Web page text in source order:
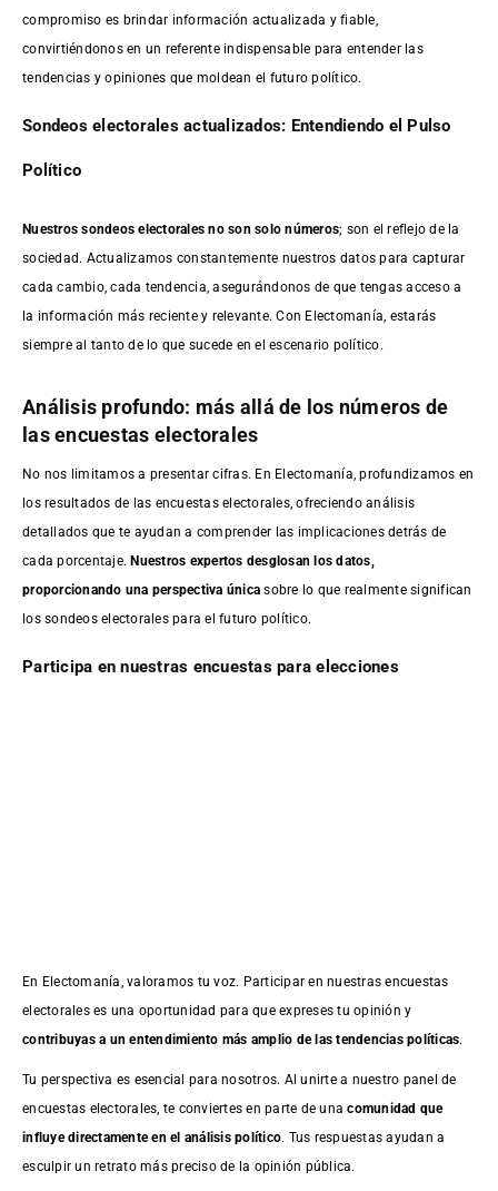
compromiso es brindar información actualizada y fiable,
convirtiéndonos en un referente indispensable para entender las
tendencias y opiniones que moldean el futuro político.
Sondeos electorales actualizados: Entendiendo el Pulso
Político
Nuestros sondeos electorales no son solo números; son el reflejo de la
sociedad. Actualizamos constantemente nuestros datos para capturar
cada cambio, cada tendencia, asegurándonos de que tengas acceso a
la información más reciente y relevante. Con Electomanía, estarás
siempre al tanto de lo que sucede en el escenario político.
Análisis profundo: más allá de los números de
las encuestas electorales
No nos limitamos a presentar cifras. En Electomanía, profundizamos en
los resultados de las encuestas electorales, ofreciendo análisis
detallados que te ayudan a comprender las implicaciones detrás de
cada porcentaje.Nuestros expertos desglosan los datos,
proporcionando una perspectiva única sobre lo que realmente significan
los sondeos electorales para el futuro político.
Participa en nuestras encuestas para elecciones
En Electomanía, valoramos tu voz. Participar en nuestras encuestas
electorales es una oportunidad para que expreses tu opinión y
contribuyas a un entendimiento más amplio de las tendencias políticas.
Tu perspectiva es esencial para nosotros. Al unirte a nuestro panel de
encuestas electorales, te conviertes en parte de unacomunidad que
influye directamente en el análisis político. Tus respuestas ayudan a
esculpir un retrato más preciso de la opinión pública.